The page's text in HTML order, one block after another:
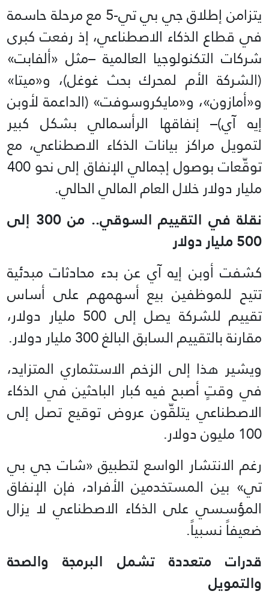
يتزامن إطلاق جي بي تي-5 مع مرحلة حاسمة
في قطاع الذكاء الاصطناعي، إذ رفعت كبرى
شركات التكنولوجيا العالمية –مثل «ألفابت»
(الشركة الأم لمحرك بحث غوغل)، و«ميتا»
و«أمازون»، و«مايكروسوفت» (الداعمة لأوبن
إيه آي)– إنفاقها الرأسمالي بشكل كبير
لتمويل مراكز بيانات الذكاء الاصطناعي، مع
توقّعات بوصول إجمالي الإنفاق إلى نحو 400
مليار دولار خلال العام المالي الحالي.
نقلة في التقييم السوقي.. من 300 إلى
500 مليار دولار
كشفت أوبن إيه آي عن بدء محادثات مبدئية
تتيح للموظفين بيع أسهمهم على أساس
تقييم للشركة يصل إلى 500 مليار دولار،
مقارنة بالتقييم السابق البالغ 300 مليار دولار.
ويشير هذا إلى الزخم الاستثماري المتزايد،
في وقتٍ أصبح فيه كبار الباحثين في الذكاء
الاصطناعي يتلقّون عروض توقيع تصل إلى
100 مليون دولار.
رغم الانتشار الواسع لتطبيق «شات جي بي
تي» بين المستخدمين الأفراد، فإن الإنفاق
المؤسسي على الذكاء الاصطناعي لا يزال
ضعيفاً نسبياً.
قدرات متعددة تشمل البرمجة والصحة
والتمويل